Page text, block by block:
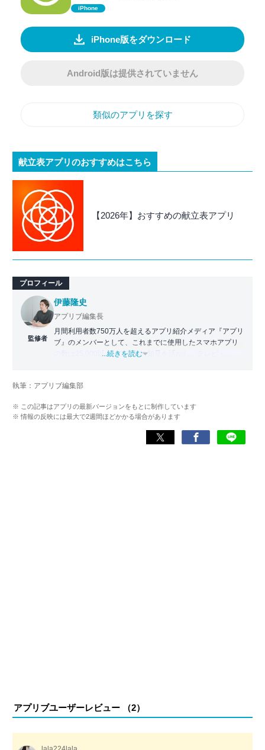
iPhone
iPhone版をダウンロード
Android版は提供されていません
類似のアプリを探す
献立表アプリのおすすめはこちら
【2026年】おすすめの献立表アプリ
プロフィール
監修者
伊藤隆史
アプリブ編集長
月間利用者数750万人を超えるアプリ紹介メディア『アプリ
ブ』のメンバーとして、これまでに使用したスマホアプリ
の数は25,000以上。アプリの知見を活かし、テレビ・
化アプリの紹介）、TBS『サタプラ』（スマホライフが変
スマホアプリ）他
...続きを読む
執筆：アプリブ編集部
※ この記事はアプリの最新バージョンをもとに制作しています
※ 情報の反映には最大で2週間ほどかかる場合があります
アプリブユーザーレビュー （2）